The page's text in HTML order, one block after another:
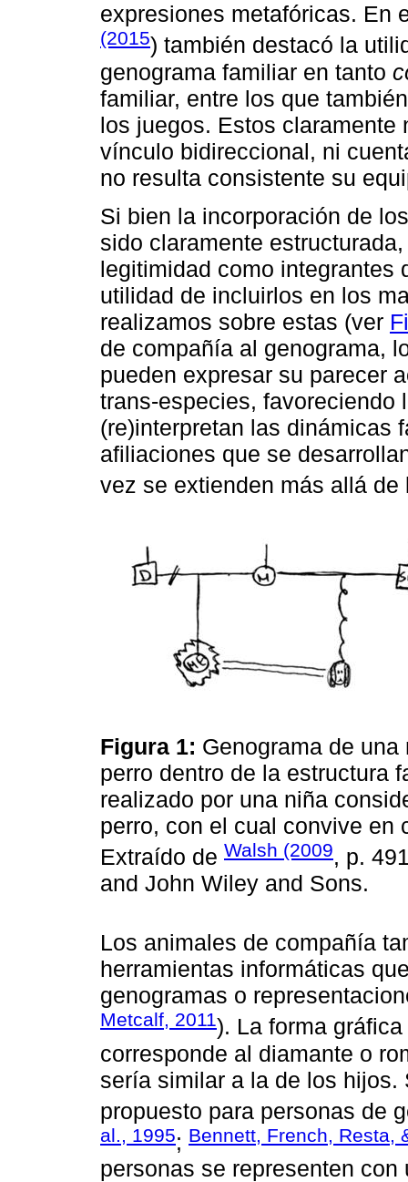
expresiones metafóricas. En
(2015) también destacó la
genograma familiar en tanto
familiar, entre los que
los juegos. Estos claramente
vínculo bidireccional, ni
no resulta consistente su
Si bien la incorporación de
sido claramente
legitimidad como integrantes
utilidad de incluirlos en los
realizamos sobre estas (ver
de compañía al genograma,
pueden expresar su parecer
trans-especies, favoreciendo
(re)interpretan las dinámicas
afiliaciones que se
vez se extienden más allá de
Figura 1: Genograma de
perro dentro de la estructura
realizado por una niña
perro, con el cual convive en
Extraído de Walsh (2009, p.
and John Wiley and Sons.
Los animales de compañía
herramientas informáticas
genogramas o
Metcalf, 2011). La forma
corresponde al diamante o
sería similar a la de los
propuesto para personas de
al., 1995; Bennett, French, Resta,
personas se representen